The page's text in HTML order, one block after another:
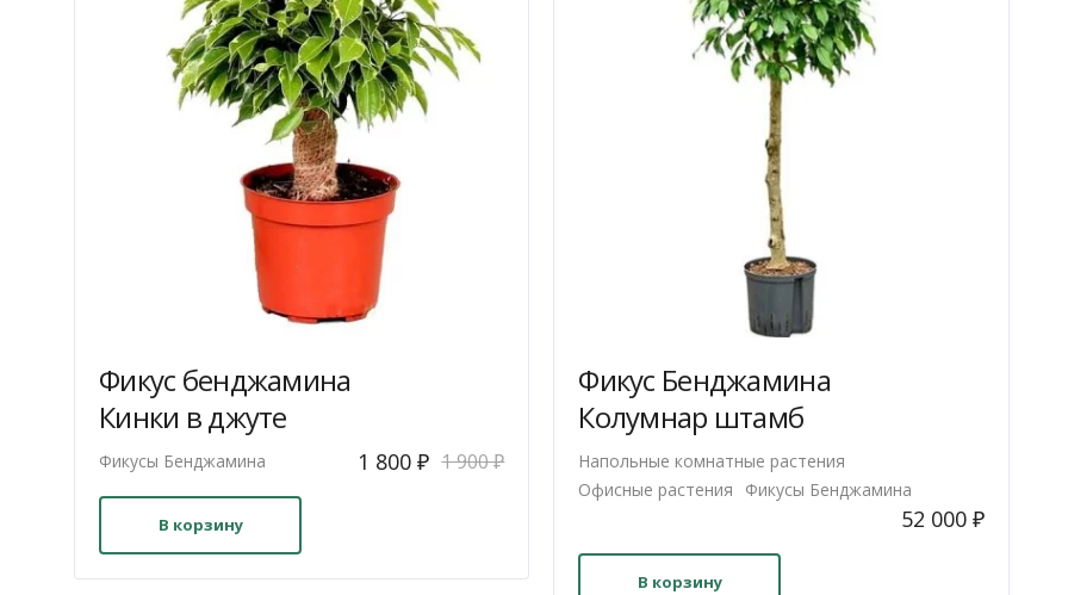
странице
товара.
Фикус бенджамина
Кинки в джуте
Фикусы Бенджамина 1 900₽
Первоначальная
900 ₽.
1 800₽Текущая
В корзину
Фикус Бенджамина
Колумнар штамб
Напольные комнатные растения
Офисные растения
Фикусы Бенджамина
52 000 ₽
В корзину